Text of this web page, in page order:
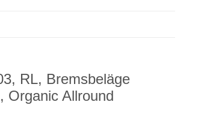
RL, Bremsbeläge
Organic Allround